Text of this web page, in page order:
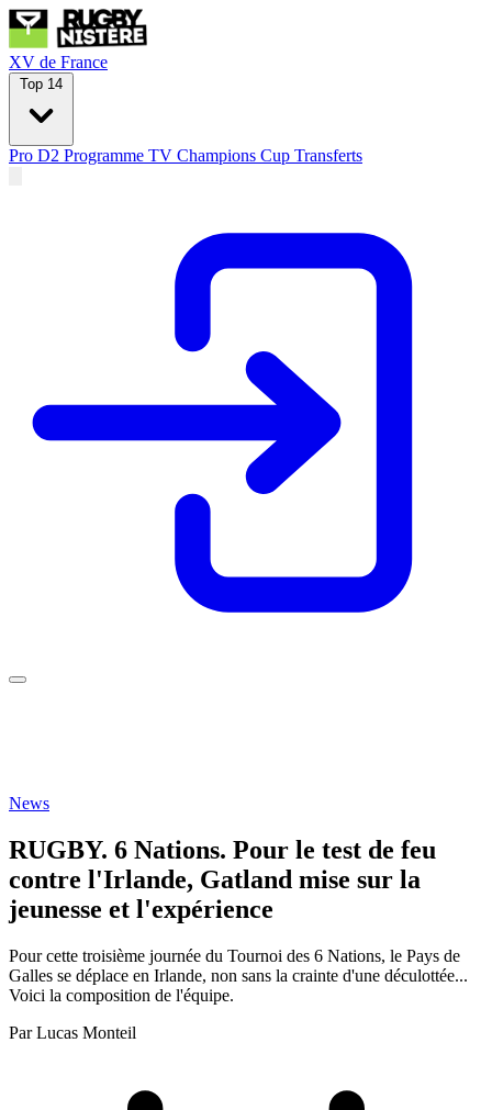
XV de France
Top 14
Pro D2 Programme TV Champions Cup Transferts
News
RUGBY. 6 Nations. Pour le test de feu
contre l'Irlande, Gatland mise sur la
jeunesse et l'expérience
Pour cette troisième journée du Tournoi des 6 Nations, le Pays de
Galles se déplace en Irlande, non sans la crainte d'une déculottée...
Voici la composition de l'équipe.
Par Lucas Monteil